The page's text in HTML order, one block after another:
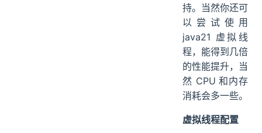
持。当然你还可
以尝试使用
java21 虚拟线
程，能得到几倍
的性能提升，当
然 CPU 和内存
消耗会多一些。
虚拟线程配置